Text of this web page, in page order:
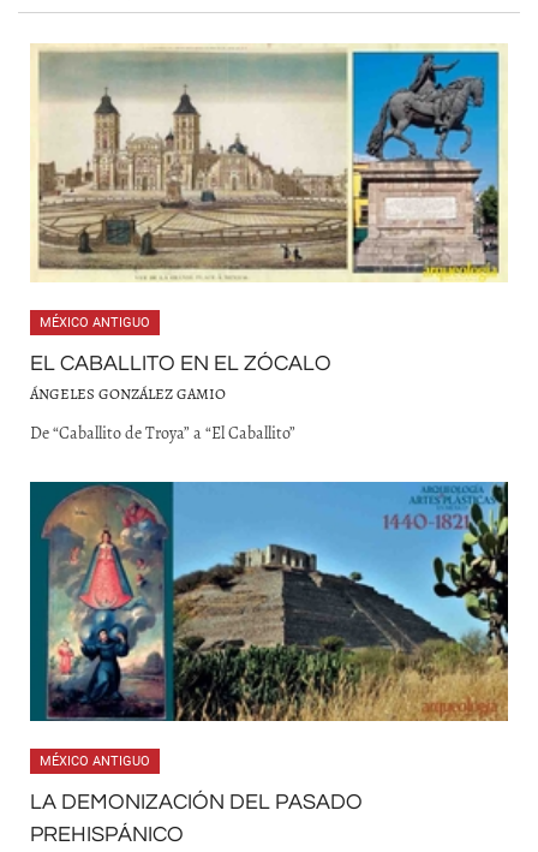
MÉXICO ANTIGUO
EL CABALLITO EN EL ZÓCALO
ÁNGELES GONZÁLEZ GAMIO
De “Caballito de Troya” a “El Caballito”
MÉXICO ANTIGUO
LA DEMONIZACIÓN DEL PASADO
PREHISPÁNICO